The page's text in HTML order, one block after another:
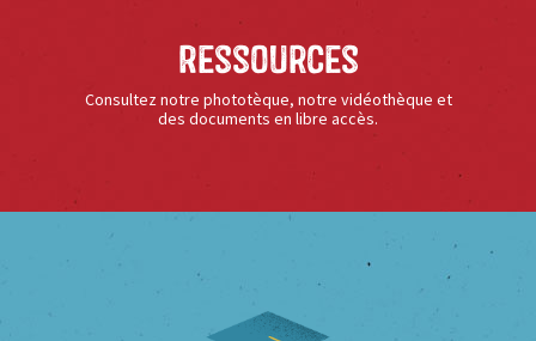
Ressources
Consultez notre phototèque, notre vidéothèque et
des documents en libre accès.